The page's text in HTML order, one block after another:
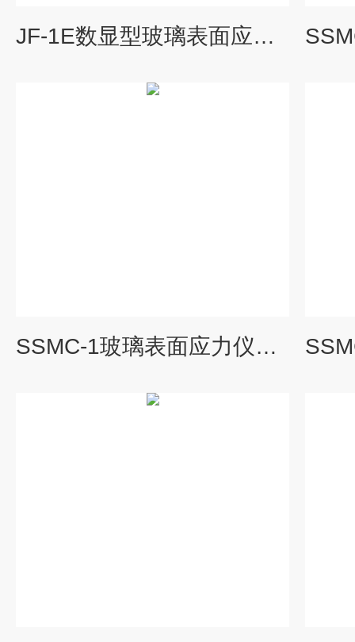
JF-1E数显型玻璃表面应力仪
SSMC-1玻璃表面应力仪选型